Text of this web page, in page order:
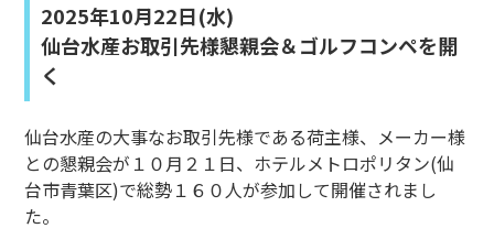
2025年10月22日(水)
仙台水産お取引先様懇親会＆ゴルフコンペを開
く
仙台水産の大事なお取引先様である荷主様、メーカー様
との懇親会が１０月２１日、ホテルメトロポリタン(仙
台市青葉区)で総勢１６０人が参加して開催されまし
た。